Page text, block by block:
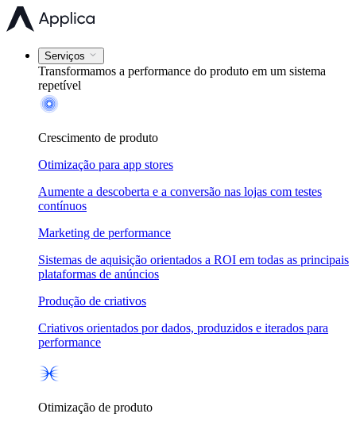
Serviços
Transformamos a performance do produto em um sistema
repetível
Crescimento de produto
Otimização para app stores
Aumente a descoberta e a conversão nas lojas com testes
contínuos
Marketing de performance
Sistemas de aquisição orientados a ROI em todas as principais
plataformas de anúncios
Produção de criativos
Criativos orientados por dados, produzidos e iterados para
performance
Otimização de produto